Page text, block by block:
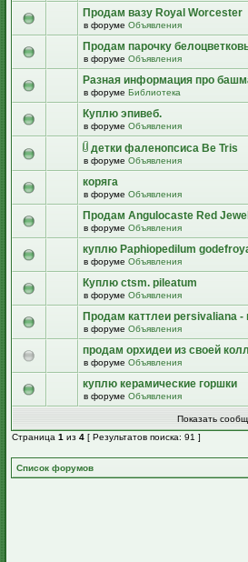
Продам вазу Royal Worcester
в форуме Объявления
Продам парочку
в форуме Объявления
Разная информация про
в форуме Библиотека
Куплю эпивеб.
в форуме Объявления
детки фаленопсиса Be Tris
в форуме Объявления
коряга
в форуме Объявления
Продам Angulocaste Red Jewel
в форуме Объявления
куплю Paphiopedilum
в форуме Объявления
Куплю ctsm. pileatum
в форуме Объявления
Продам каттлеи persivaliana
в форуме Объявления
продам орхидеи из своей
в форуме Объявления
куплю керамические горшки
в форуме Объявления
Показать
Страница 1 из 4 [ Результатов поиска: 91 ]
Список форумов